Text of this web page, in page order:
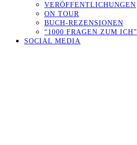
VERÖFFENTLICHUNGEN
ON TOUR
BUCH-REZENSIONEN
“1000 FRAGEN ZUM ICH”
SOCIAL MEDIA